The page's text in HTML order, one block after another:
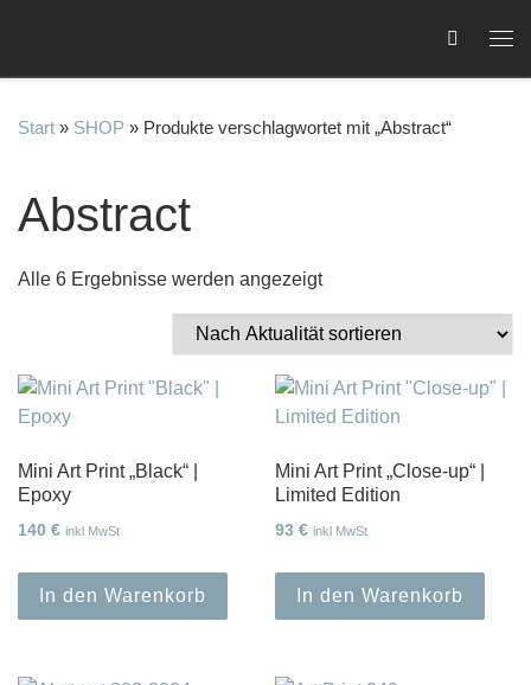
Start » SHOP » Produkte verschlagwortet mit „Abstract“
Abstract
Alle 6 Ergebnisse werden angezeigtNach Aktualität sortiert
Mini Art Print „Black“ |
Epoxy
140 € inkl MwSt
In den Warenkorb
Mini Art Print „Close-up“ |
Limited Edition
93€ inkl MwSt
In den Warenkorb